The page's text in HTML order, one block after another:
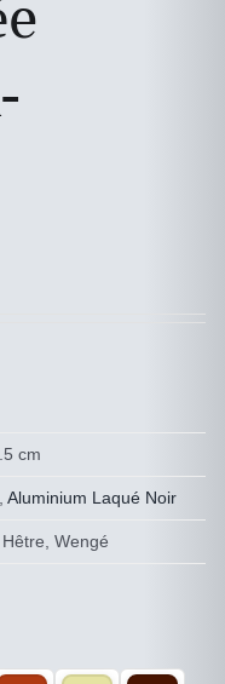
cm
Aluminium Laqué Noir
Wengé